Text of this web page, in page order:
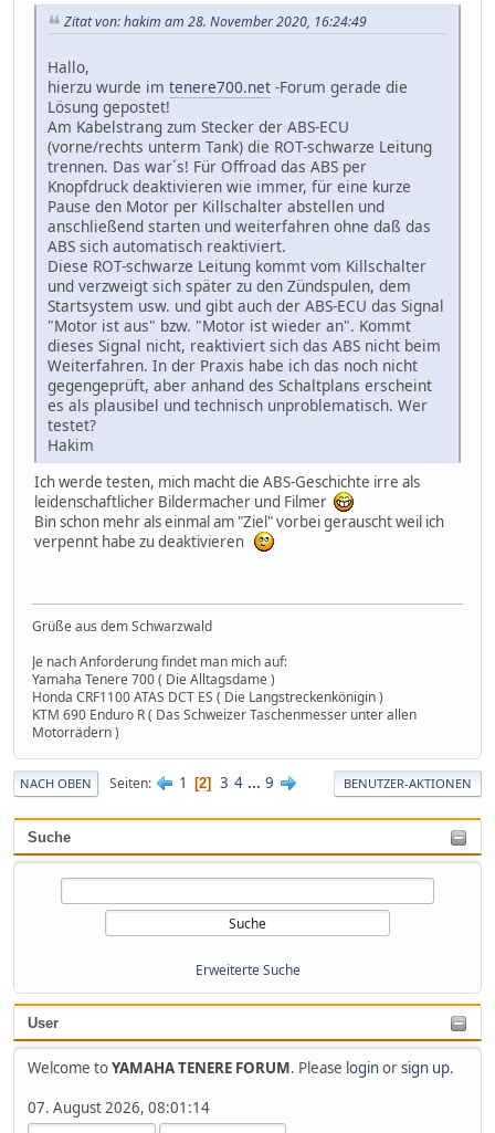
Suche
Erweiterte Suche
User
Welcome toYAMAHA TENERE FORUM. Please loginorsign up.
07. August 2026, 08:01:14
Zitat von: hakim am 28. November 2020, 16:24:49
Hallo,
hierzu wurde im tenere700.net -Forum gerade die
Lösung gepostet!
Am Kabelstrang zum Stecker der ABS-ECU
(vorne/rechts unterm Tank) die ROT-schwarze Leitung
trennen. Das war´s! Für Offroad das ABS per
Knopfdruck deaktivieren wie immer, für eine kurze
Pause den Motor per Killschalter abstellen und
anschließend starten und weiterfahren ohne daß das
ABS sich automatisch reaktiviert.
Diese ROT-schwarze Leitung kommt vom Killschalter
und verzweigt sich später zu den Zündspulen, dem
Startsystem usw. und gibt auch der ABS-ECU das Signal
"Motor ist aus" bzw. "Motor ist wieder an". Kommt
dieses Signal nicht, reaktiviert sich das ABS nicht beim
Weiterfahren. In der Praxis habe ich das noch nicht
gegengeprüft, aber anhand des Schaltplans erscheint
es als plausibel und technisch unproblematisch. Wer
testet?
Hakim
Ich werde testen, mich macht die ABS-Geschichte irre als
leidenschaftlicher Bildermacher und Filmer
Bin schon mehr als einmal am "Ziel" vorbei gerauscht weil ich
verpennt habe zu deaktivieren
Grüße aus dem Schwarzwald
Je nach Anforderung findet man mich auf:
Yamaha Tenere 700 ( Die Alltagsdame )
Honda CRF1100 ATAS DCT ES ( Die Langstreckenkönigin )
KTM 690 Enduro R ( Das Schweizer Taschenmesser unter allen
Motorrädern )
NACH OBEN Seiten 1 2 3 4 ... 9 BENUTZER-AKTIONEN